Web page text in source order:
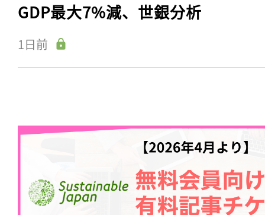
GDP最大7%減、世銀分析
1日前